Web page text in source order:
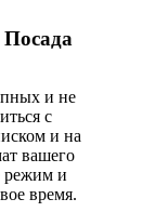
Посада
и не
с
и на
вашего
режим и
время.